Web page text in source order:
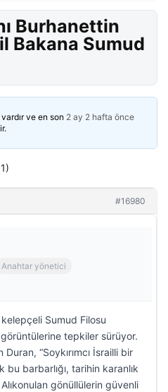
Burhanettin
Bakana Sumud
ve en son 2 ay 2 hafta önce
#16980
Anahtar yönetici
Sumud Filosu
tepkiler sürüyor.
“Soykırımcı İsrailli bir
barbarlığı, tarihin karanlık
Alıkonulan gönüllülerin güvenli